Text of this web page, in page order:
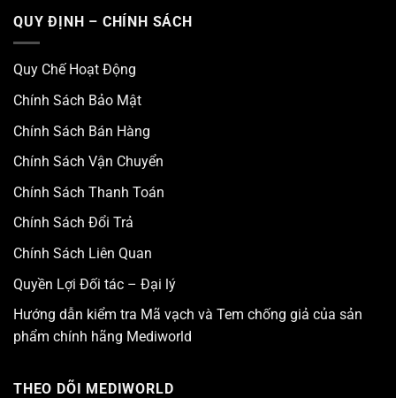
QUY ĐỊNH – CHÍNH SÁCH
Quy Chế Hoạt Động
Chính Sách Bảo Mật
Chính Sách Bán Hàng
Chính Sách Vận Chuyển
Chính Sách Thanh Toán
Chính Sách Đổi Trả
Chính Sách Liên Quan
Quyền Lợi Đối tác – Đại lý
Hướng dẫn kiểm tra Mã vạch và Tem chống giả của sản
phẩm chính hãng Mediworld
THEO DÕI MEDIWORLD